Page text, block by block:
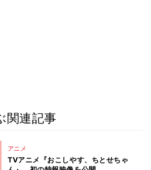
関連記事
アニメ
TVアニメ『おこしやす、ちとせちゃ